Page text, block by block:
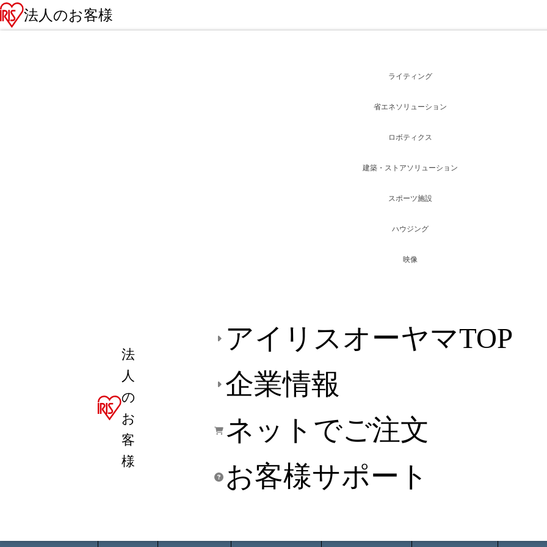
法人のお客様
法
人
の
お
客
様
アイリスオーヤマTOP
企業情報
ネットでご注文
お客様サポート
ライティング
省エネソリューション
ロボティクス
建築・ストアソリューション
スポーツ施設
ハウジング
映像